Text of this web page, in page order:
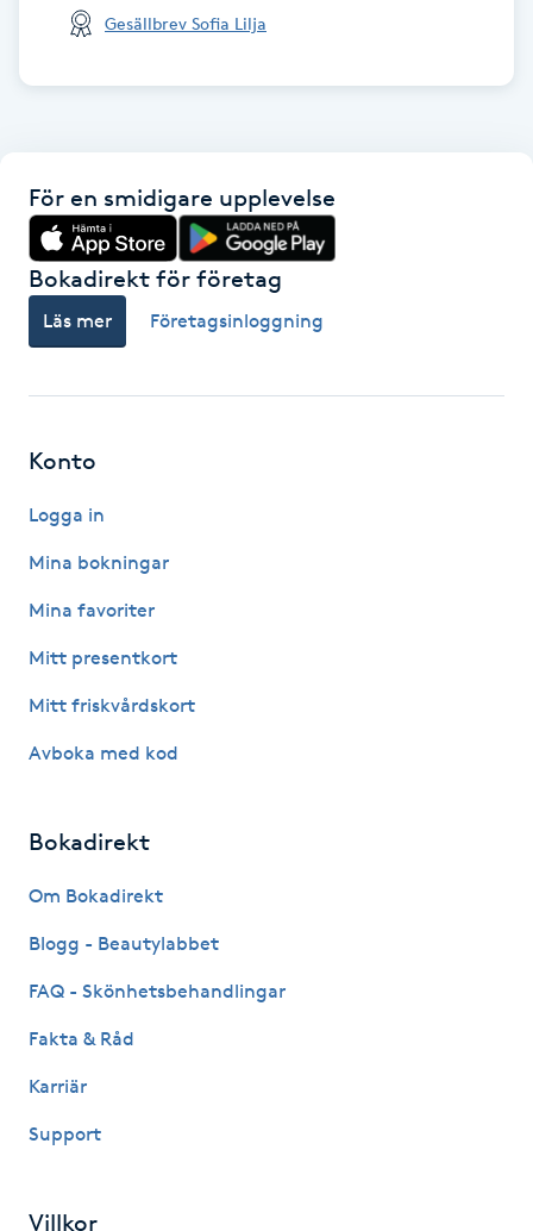
Luggklippning
Lymfmassage
M
Makeup
Manikyr & Pedikyr
Medial vägledning
Medicinsk massage
Medium
Mesoterapi
Microshading
N
Nagelförlängning
Nagelförlängning akryl
Gesällbrev Sofia Lilja
För en smidigare upplevelse
Bokadirekt för företag
Läs mer Företagsinloggning
Konto
Logga in
Mina bokningar
Mina favoriter
Mitt presentkort
Mitt friskvårdskort
Avboka med kod
Bokadirekt
Om Bokadirekt
Blogg - Beautylabbet
FAQ - Skönhetsbehandlingar
Fakta & Råd
Karriär
Support
Villkor